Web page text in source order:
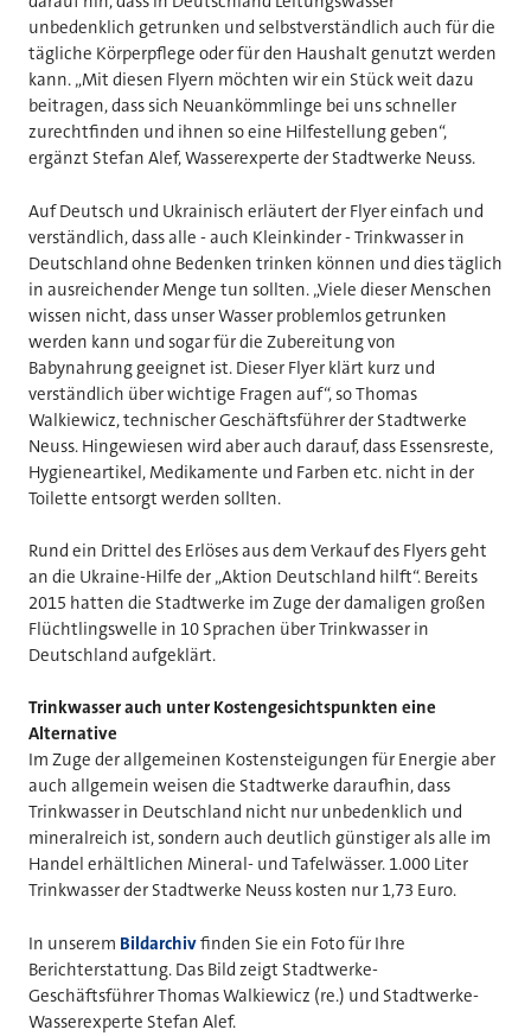
unbedenklich getrunken und selbstverständlich auch für die
tägliche Körperpflege oder für den Haushalt genutzt werden
kann. „Mit diesen Flyern möchten wir ein Stück weit dazu
beitragen, dass sich Neuankömmlinge bei uns schneller
zurechtfinden und ihnen so eine Hilfestellung geben“,
ergänzt Stefan Alef, Wasserexperte der Stadtwerke Neuss.
Auf Deutsch und Ukrainisch erläutert der Flyer einfach und
verständlich, dass alle - auch Kleinkinder - Trinkwasser in
Deutschland ohne Bedenken trinken können und dies täglich
in ausreichender Menge tun sollten. „Viele dieser Menschen
wissen nicht, dass unser Wasser problemlos getrunken
werden kann und sogar für die Zubereitung von
Babynahrung geeignet ist. Dieser Flyer klärt kurz und
verständlich über wichtige Fragen auf“, so Thomas
Walkiewicz, technischer Geschäftsführer der Stadtwerke
Neuss. Hingewiesen wird aber auch darauf, dass Essensreste,
Hygieneartikel, Medikamente und Farben etc. nicht in der
Toilette entsorgt werden sollten.
Rund ein Drittel des Erlöses aus dem Verkauf des Flyers geht
an die Ukraine-Hilfe der „Aktion Deutschland hilft“. Bereits
2015 hatten die Stadtwerke im Zuge der damaligen großen
Flüchtlingswelle in 10 Sprachen über Trinkwasser in
Deutschland aufgeklärt.
Trinkwasser auch unter Kostengesichtspunkten eine
Alternative
Im Zuge der allgemeinen Kostensteigungen für Energie aber
auch allgemein weisen die Stadtwerke daraufhin, dass
Trinkwasser in Deutschland nicht nur unbedenklich und
mineralreich ist, sondern auch deutlich günstiger als alle im
Handel erhältlichen Mineral- und Tafelwässer. 1.000 Liter
Trinkwasser der Stadtwerke Neuss kosten nur 1,73 Euro.
In unserem Bildarchivfinden Sie ein Foto für Ihre
Berichterstattung. Das Bild zeigt Stadtwerke-
Geschäftsführer Thomas Walkiewicz (re.) und Stadtwerke-
Wasserexperte Stefan Alef.